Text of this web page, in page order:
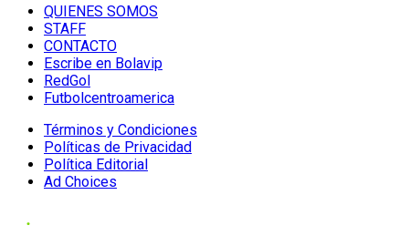
QUIENES SOMOS
STAFF
CONTACTO
Escribe en Bolavip
RedGol
Futbolcentroamerica
Términos y Condiciones
Políticas de Privacidad
Política Editorial
Ad Choices